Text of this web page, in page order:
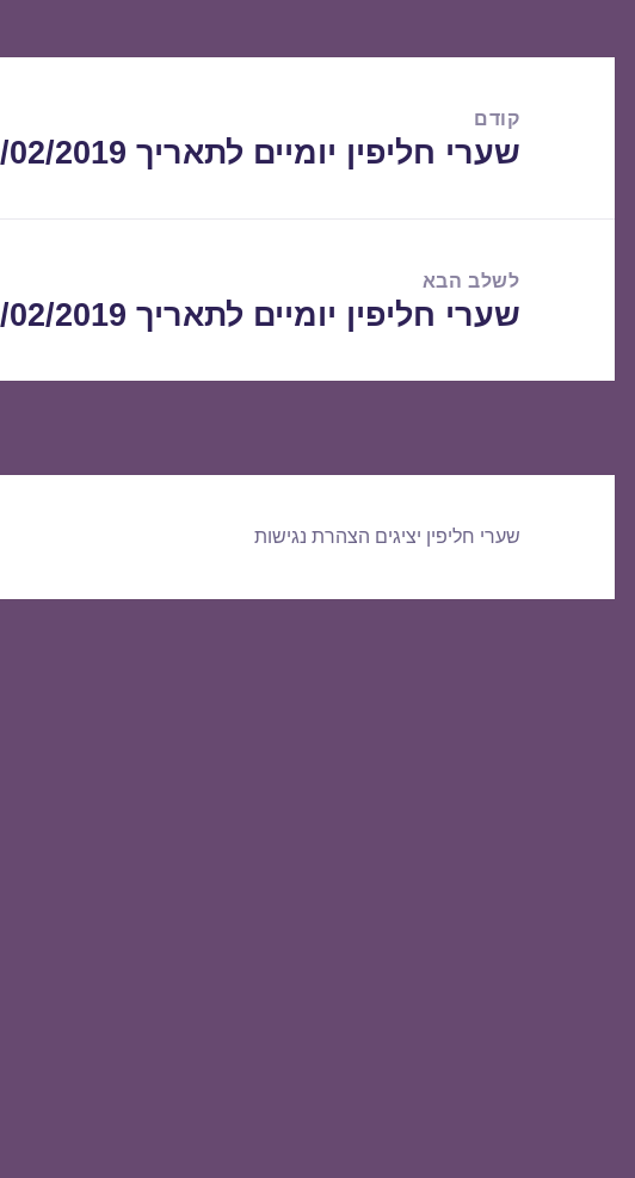
קודם
הפוסט
שערי חליפין יומיים לתאריך 26/02/2019
לשלב הבא
הפוסט
שערי חליפין יומיים לתאריך 27/02/2019
שערי חליפין יציגים הצהרת נגישות